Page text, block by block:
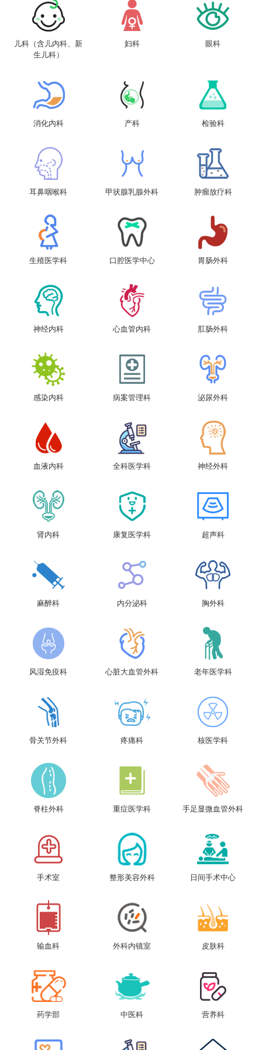
儿科（含儿内科、新
生儿科）
妇科 眼科
消化内科 产科 检验科
耳鼻咽喉科 甲状腺乳腺外科 肿瘤放疗科
生殖医学科 口腔医学中心 胃肠外科
神经内科 心血管内科 肛肠外科
感染内科 病案管理科 泌尿外科
血液内科 全科医学科 神经外科
肾内科 康复医学科 超声科
麻醉科 内分泌科 胸外科
风湿免疫科 心脏大血管外科 老年医学科
骨关节外科 疼痛科 核医学科
脊柱外科 重症医学科 手足显微血管外科
手术室 整形美容外科 日间手术中心
输血科 外科内镜室 皮肤科
药学部 中医科 营养科